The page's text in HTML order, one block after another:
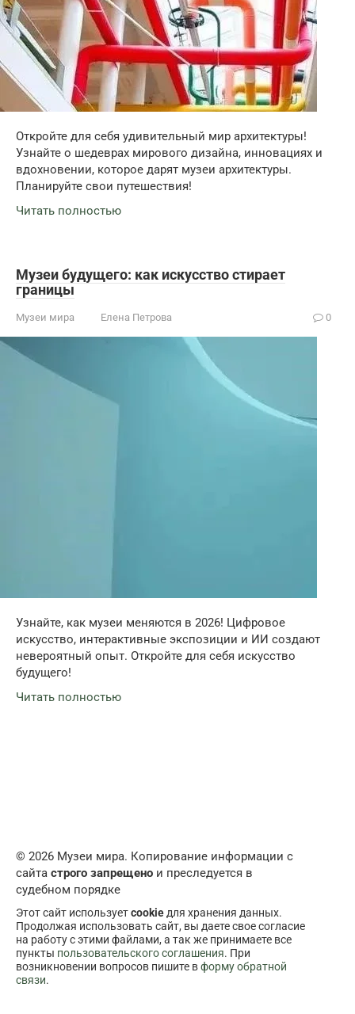
Откройте для себя удивительный мир архитектуры!
Узнайте о шедеврах мирового дизайна, инновациях и
вдохновении, которое дарят музеи архитектуры.
Планируйте свои путешествия!
Читать полностью
Музеи будущего: как искусство стирает
границы
Музеи мира Елена Петрова 0
Узнайте, как музеи меняются в 2026! Цифровое
искусство, интерактивные экспозиции и ИИ создают
невероятный опыт. Откройте для себя искусство
будущего!
Читать полностью
© 2026 Музеи мира. Копирование информации с
сайта строго запрещено и преследуется в
судебном порядке
Этот сайт используетcookie для хранения данных.
Продолжая использовать сайт, вы даете свое согласие
на работу с этими файлами, а так же принимаете все
пункты пользовательского соглашения. При
возникновении вопросов пишите вформу обратной
связи.